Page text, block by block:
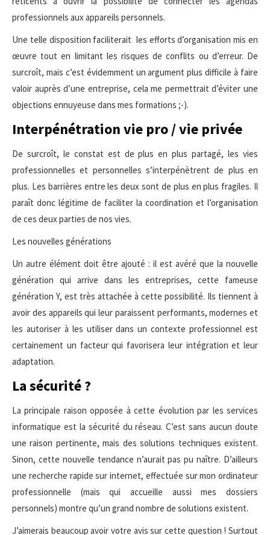
professionnels aux appareils personnels.
Une telle disposition faciliterait les efforts d’organisation mis en
œuvre tout en limitant les risques de conflits ou d’erreur. De
surcroît, mais c’est évidemment un argument plus difficile à faire
valoir auprès d’une entreprise, cela me permettrait d’éviter une
objections ennuyeuse dans mes formations ;-).
Interpénétration vie pro / vie privée
De surcroît, le constat est de plus en plus partagé, les vies
professionnelles et personnelles s’interpénètrent de plus en
plus. Les barrières entre les deux sont de plus en plus fragiles. Il
paraît donc légitime de faciliter la coordination et l’organisation
de ces deux parties de nos vies.
Les nouvelles générations
Un autre élément doit être ajouté : il est avéré que la nouvelle
génération qui arrive dans les entreprises, cette fameuse
génération Y, est très attachée à cette possibilité. Ils tiennent à
avoir des appareils qui leur paraissent performants, modernes et
les autoriser à les utiliser dans un contexte professionnel est
certainement un facteur qui favorisera leur intégration et leur
adaptation.
La sécurité ?
La principale raison opposée à cette évolution par les services
informatique est la sécurité du réseau. C’est sans aucun doute
une raison pertinente, mais des solutions techniques existent.
Sinon, cette nouvelle tendance n’aurait pas pu naître. D’ailleurs
une recherche rapide sur internet, effectuée sur mon ordinateur
professionnelle (mais qui accueille aussi mes dossiers
personnels) montre qu’un grand nombre de solutions existent.
J’aimerais beaucoup avoir votre avis sur cette question ! Surtout